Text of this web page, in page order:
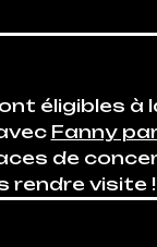
éligibles à
Fanny
de
rendre visite !